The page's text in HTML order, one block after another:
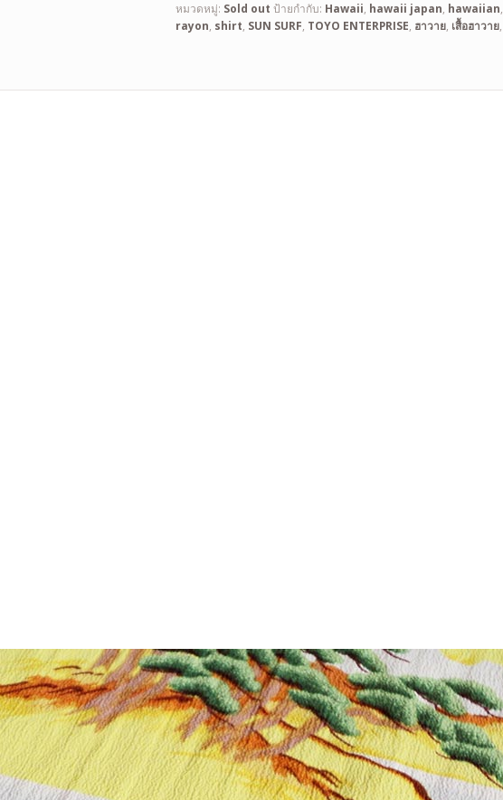
หมวดหมู่: Sold out ป้ายกำกับ: Hawaii, hawaii japan, hawaiian,
rayon, shirt, SUN SURF, TOYO ENTERPRISE, ฮาวาย, เสื้อฮาวาย,